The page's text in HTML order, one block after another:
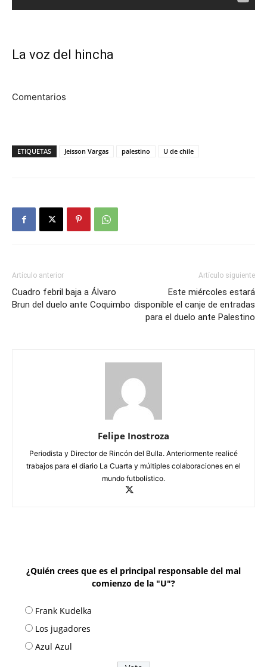
La voz del hincha
Comentarios
ETIQUETAS Jeisson Vargas palestino U de chile
Artículo anterior
Cuadro febril baja a Álvaro
Brun del duelo ante Coquimbo
Artículo siguiente
Este miércoles estará
disponible el canje de entradas
para el duelo ante Palestino
Felipe Inostroza
Periodista y Director de Rincón del Bulla. Anteriormente realicé
trabajos para el diario La Cuarta y múltiples colaboraciones en el
mundo futbolístico.
¿Quién crees que es el principal responsable del mal
comienzo de la "U"?
Frank Kudelka
Los jugadores
Azul Azul